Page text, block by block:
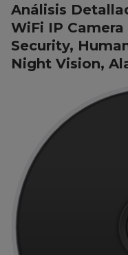
Análisis
WiFi IP Camera
Security,
Night Vision,